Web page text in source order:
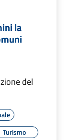
la
del
Turismo